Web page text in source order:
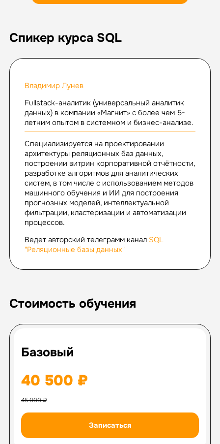
Спикер курса SQL
Владимир Лунев
Fullstack-аналитик (универсальный аналитик
данных) в компании «Магнит» с более чем 5-
летним опытом в системном и бизнес-анализе.
Специализируется на проектировании
архитектуры реляционных баз данных,
построении витрин корпоративной отчётности,
разработке алгоритмов для аналитических
систем, в том числе с использованием методов
машинного обучения и ИИ для построения
прогнозных моделей, интеллектуальной
фильтрации, кластеризации и автоматизации
процессов.
Ведет авторский телеграмм канал SQL
"Реляционные базы данных"
Стоимость обучения
Базовый
40 500 ₽
45 000 ₽
Записаться